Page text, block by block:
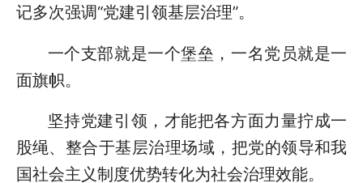
记多次强调“党建引领基层治理”。
一个支部就是一个堡垒，一名党员就是一
面旗帜。
坚持党建引领，才能把各方面力量拧成一
股绳、整合于基层治理场域，把党的领导和我
国社会主义制度优势转化为社会治理效能。